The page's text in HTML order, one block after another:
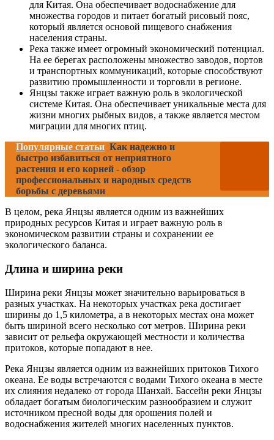
для Китая. Она обеспечивает водоснабжение для
множества городов и питает богатый рисовый пояс,
который является основой пищевого снабжения
населения страны.
Река также имеет огромный экономический потенциал.
На ее берегах расположены множество заводов, портов
и транспортных коммуникаций, которые способствуют
развитию промышленности и торговли в регионе.
Янцзы также играет важную роль в экологической
системе Китая. Она обеспечивает уникальные места для
жизни многих рыбных видов, а также является местом
миграции для многих птиц.
Популярные статьи Как надежно и
быстро избавиться от неприятного
растения и его корней - обзор
профессиональных и народных средств
борьбы с деревьями
В целом, река Янцзы является одним из важнейших
природных ресурсов Китая и играет важную роль в
экономическом развитии страны и сохранении ее
экологического баланса.
Длина и ширина реки
Ширина реки Янцзы может значительно варьироваться в
разных участках. На некоторых участках река достигает
ширины до 1,5 километра, а в некоторых местах она может
быть шириной всего несколько сот метров. Ширина реки
зависит от рельефа окружающей местности и количества
притоков, которые попадают в нее.
Река Янцзы является одним из важнейших притоков Тихого
океана. Ее воды встречаются с водами Тихого океана в месте
их слияния недалеко от города Шанхай. Бассейн реки Янцзы
обладает богатым биологическим разнообразием и служит
источником пресной воды для орошения полей и
водоснабжения жителей многих населенных пунктов.